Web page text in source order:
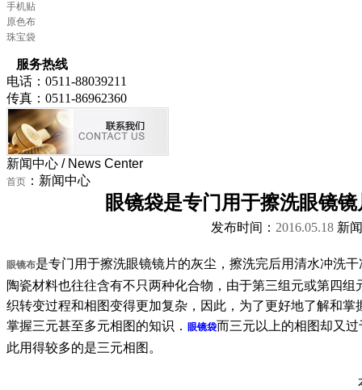
手机贴
原色布
珠宝袋
服务热线
电话：0511-88039211
传真：0511-86962360
新闻中心 / News Center
首页 ：新闻中心
眼镜袋是专门用于擦洗眼镜
发布时间： 2016.05.18 新
眼镜布是专门用于擦洗眼镜镜片的灰尘，擦洗完后用清水冲洗
陶瓷材料也往往含有不只两种化合物，由于第三组元或第四
织转变过程和相图变得更加复杂，因此，为了更好地了解和
掌握三元甚至多元相图的知识．
眼镜袋而三元以上的相图却又
此用得较多的是三元相图。